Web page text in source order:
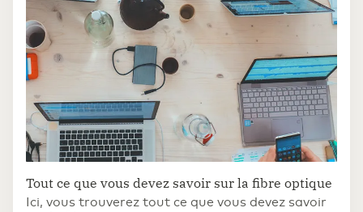
Tout ce que vous devez savoir sur la fibre optique
Ici, vous trouverez tout ce que vous devez savoir